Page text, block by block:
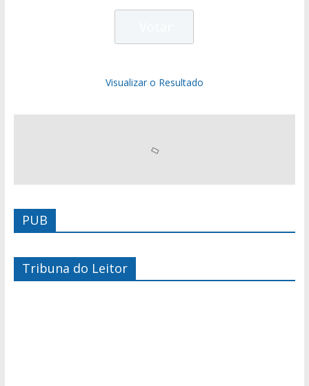
Visualizar o Resultado
PUB
Tribuna do Leitor